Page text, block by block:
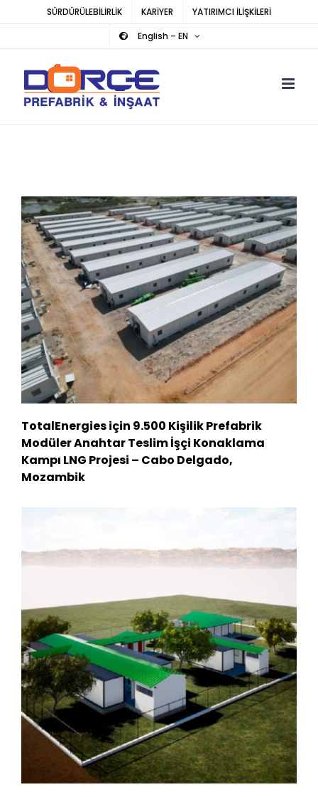
SÜRDÜRÜLEBİLİRLİK KARİYER
YATIRIMCI İLİŞKİLERİ
English – EN
TotalEnergies için 9.500 Kişilik Prefabrik
Modüler Anahtar Teslim İşçi Konaklama
Kampı LNG Projesi – Cabo Delgado,
Mozambik